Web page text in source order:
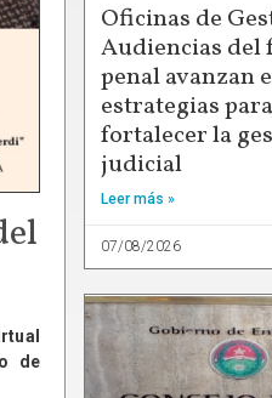
de
Oficinas de
Audiencias del
penal avanzan
estrategias para
fortalecer la
judicial
Leer más »
07/08/2026